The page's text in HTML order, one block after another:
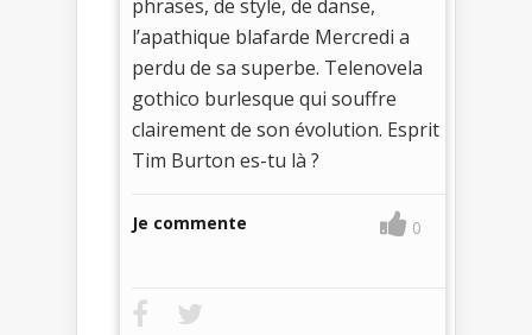
phrases, de style, de danse,
l’apathique blafarde Mercredi a
perdu de sa superbe. Telenovela
gothico burlesque qui souffre
clairement de son évolution. Esprit
Tim Burton es-tu là ?
Je commente 0